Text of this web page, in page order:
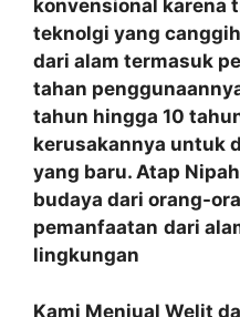
konvensional karena
teknolgi yang
dari alam termasuk
tahan
tahun hingga 10
kerusakannya untuk
yang baru. Atap
budaya dari orang-
pemanfaatan dari
lingkungan
Kami Menjual Welit